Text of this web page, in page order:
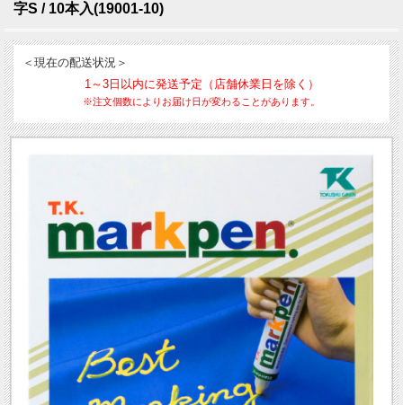
字S / 10本入(19001-10)
＜現在の配送状況＞
1～3日以内に発送予定（店舗休業日を除く）
※注文個数によりお届け日が変わることがあります。